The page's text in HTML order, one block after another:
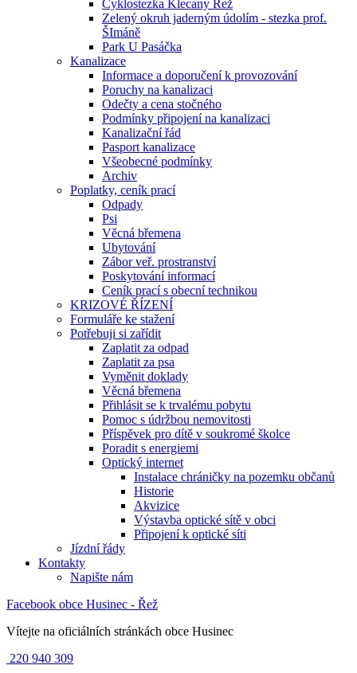
Cyklostezka Klecany Řež
Zelený okruh jaderným údolím - stezka prof.
ŠImáně
Park U Pasáčka
Kanalizace
Informace a doporučení k provozování
Poruchy na kanalizaci
Odečty a cena stočného
Podmínky připojení na kanalizaci
Kanalizační řád
Pasport kanalizace
Všeobecné podmínky
Archiv
Poplatky, ceník prací
Odpady
Psi
Věcná břemena
Ubytování
Zábor veř. prostranství
Poskytování informací
Ceník prací s obecní technikou
KRIZOVÉ ŘÍZENÍ
Formuláře ke stažení
Potřebuji si zařídit
Zaplatit za odpad
Zaplatit za psa
Vyměnit doklady
Věcná břemena
Přihlásit se k trvalému pobytu
Pomoc s údržbou nemovitosti
Příspěvek pro dítě v soukromé školce
Poradit s energiemi
Optický internet
Instalace chráničky na pozemku občanů
Historie
Akvizice
Výstavba optické sítě v obci
Připojení k optické síti
Jízdní řády
Kontakty
Napište nám
Facebook obce Husinec - Řež
Vítejte na oficiálních stránkách obce Husinec
220 940 309